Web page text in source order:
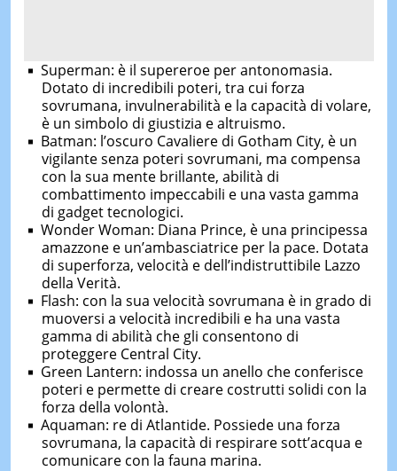
Superman: è il supereroe per antonomasia.
Dotato di incredibili poteri, tra cui forza
sovrumana, invulnerabilità e la capacità di volare,
è un simbolo di giustizia e altruismo.
Batman: l’oscuro Cavaliere di Gotham City, è un
vigilante senza poteri sovrumani, ma compensa
con la sua mente brillante, abilità di
combattimento impeccabili e una vasta gamma
di gadget tecnologici.
Wonder Woman: Diana Prince, è una principessa
amazzone e un’ambasciatrice per la pace. Dotata
di superforza, velocità e dell’indistruttibile Lazzo
della Verità.
Flash: con la sua velocità sovrumana è in grado di
muoversi a velocità incredibili e ha una vasta
gamma di abilità che gli consentono di
proteggere Central City.
Green Lantern: indossa un anello che conferisce
poteri e permette di creare costrutti solidi con la
forza della volontà.
Aquaman: re di Atlantide. Possiede una forza
sovrumana, la capacità di respirare sott’acqua e
comunicare con la fauna marina.